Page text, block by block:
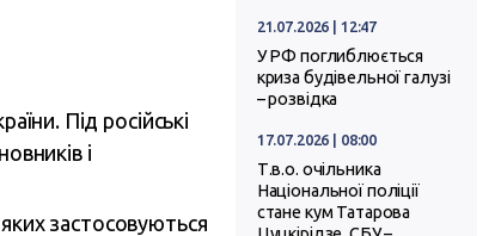
Під російські
і
застосовуються
21.07.2026 | 12:47
У РФ поглиблюється
криза будівельної галузі
– розвідка
17.07.2026 | 08:00
Т.в.о. очільника
Національної поліції
стане кум Татарова